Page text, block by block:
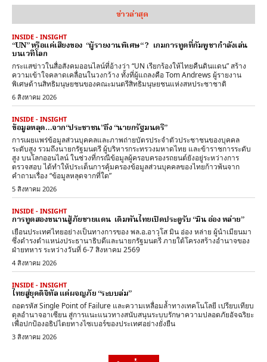
ข่าวล่าสุด
INSIDE - INSIGHT
“UN” หรือแค่เสียงของ “ผู้รายงานพิเศษ“ ? เกมการทูตที่กัมพูชากำลังเล่น
บนเวทีโลก
กระแสข่าวในสื่อสังคมออนไลน์ที่อ้างว่า “UN เรียกร้องให้ไทยคืนดินแดน” สร้าง
ความเข้าใจคลาดเคลื่อนในวงกว้าง ทั้งที่ผู้แถลงคือ Tom Andrews ผู้รายงาน
พิเศษด้านสิทธิมนุษยชนของคณะมนตรีสิทธิมนุษยชนแห่งสหประชาชาติ
6 สิงหาคม 2026
INSIDE - INSIGHT
ข้อมูลหลุด…จาก“ประชาชน”ถึง “นายกรัฐมนตรี”
การเผยแพร่ข้อมูลส่วนบุคคลและภาพถ่ายบัตรประจำตัวประชาชนของบุคคล
ระดับสูง รวมถึงนายกรัฐมนตรี ผู้บริหารกระทรวงมหาดไทย และข้าราชการระดับ
สูง บนโลกออนไลน์ ในช่วงที่กรณีข้อมูลผู้ครอบครองรถยนต์ยังอยู่ระหว่างการ
ตรวจสอบ ได้ทำให้ประเด็นการคุ้มครองข้อมูลส่วนบุคคลของไทยก้าวพ้นจาก
คำถามเรื่อง “ข้อมูลหลุดจากที่ใด”
5 สิงหาคม 2026
INSIDE - INSIGHT
การทูตสองขนานสู้ภัยชายแดน เดิมพันไทยเปิดประตูรับ “มิน อ่อง หล่าย”
เยือนประเทศไทยอย่างเป็นทางการของ พล.อ.อาวุโส มิน อ่อง หล่าย ผู้นำเมียนมา
ซึ่งดำรงตำแหน่งประธานาธิบดีและนายกรัฐมนตรี ภายใต้โครงสร้างอำนาจของ
ฝ่ายทหาร ระหว่างวันที่ 6-7 สิงหาคม 2569
4 สิงหาคม 2026
INSIDE - INSIGHT
ไทยสู่ยุคดิจิทัล แต่ผจญภัย “ระบบล่ม”
ถอดรหัส Single Point of Failure และความเหลื่อมล้ำทางเทคโนโลยี เปรียบเทียบ
ดุลอำนาจอาเซียน สู่การแนะแนวทางสนับสนุนระบบรักษาความปลอดภัยอัจฉริยะ
เพื่อปกป้องอธิปไตยทางไซเบอร์ของประเทศอย่างยั่งยืน
3 สิงหาคม 2026